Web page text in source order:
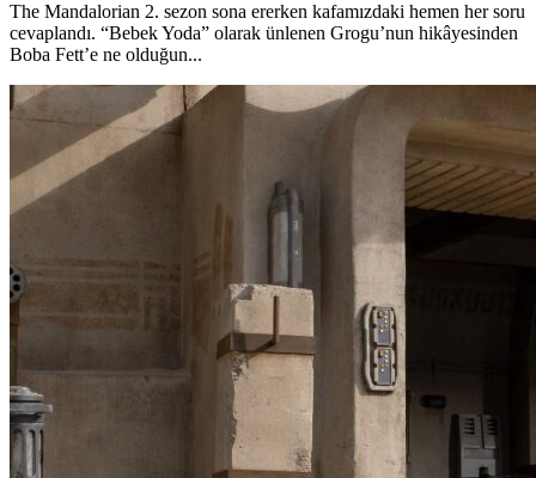
The Mandalorian 2. sezon sona ererken kafamızdaki hemen her soru
cevaplandı. “Bebek Yoda” olarak ünlenen Grogu’nun hikâyesinden
Boba Fett’e ne olduğun...